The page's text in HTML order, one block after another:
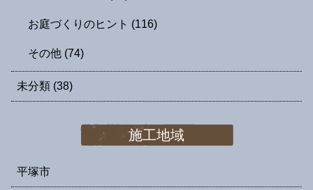
お庭づくりのヒント (116)
その他 (74)
未分類 (38)
施工地域
平塚市